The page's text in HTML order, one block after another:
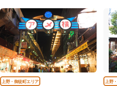
上野・御徒町エリア 上野